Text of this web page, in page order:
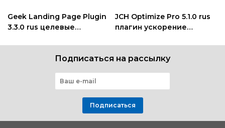
Geek Landing Page Plugin
3.3.0 rus целевые
JCH Optimize Pro 5.1.0 rus
плагин ускорение
Подписаться на рассылку
Подписаться